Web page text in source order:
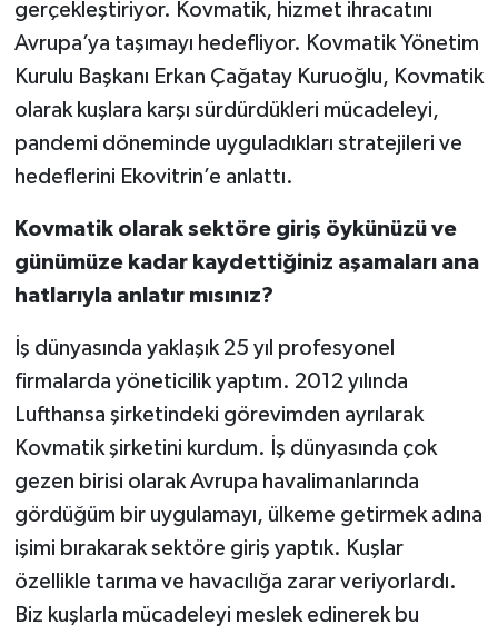
gerçekleştiriyor. Kovmatik, hizmet ihracatını
Avrupa’ya taşımayı hedefliyor. Kovmatik Yönetim
Kurulu Başkanı Erkan Çağatay Kuruoğlu, Kovmatik
olarak kuşlara karşı sürdürdükleri mücadeleyi,
pandemi döneminde uyguladıkları stratejileri ve
hedeflerini Ekovitrin’e anlattı.
Kovmatik olarak sektöre giriş öykünüzü ve
günümüze kadar kaydettiğiniz aşamaları ana
hatlarıyla anlatır mısınız?
İş dünyasında yaklaşık 25 yıl profesyonel
firmalarda yöneticilik yaptım. 2012 yılında
Lufthansa şirketindeki görevimden ayrılarak
Kovmatik şirketini kurdum. İş dünyasında çok
gezen birisi olarak Avrupa havalimanlarında
gördüğüm bir uygulamayı, ülkeme getirmek adına
işimi bırakarak sektöre giriş yaptık. Kuşlar
özellikle tarıma ve havacılığa zarar veriyorlardı.
Biz kuşlarla mücadeleyi meslek edinerek bu